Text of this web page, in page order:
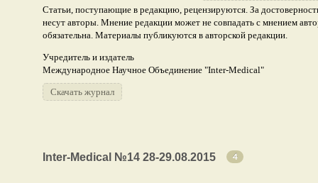
Статьи, поступающие в редакцию, рецензируются. За
несут авторы. Мнение редакции может не совпадать с мнением
обязательна. Материалы публикуются в авторской редакции.
Учредитель и издатель
Международное Научное Объединение "Inter-Medical"
Скачать журнал
Inter-Medical №14 28-29.08.2015 4